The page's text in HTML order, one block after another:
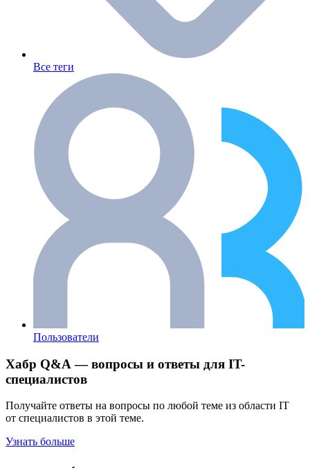
Все теги
Пользователи
Хабр Q&A — вопросы и ответы для IT-
специалистов
Получайте ответы на вопросы по любой теме из области IT
от специалистов в этой теме.
Узнать больше